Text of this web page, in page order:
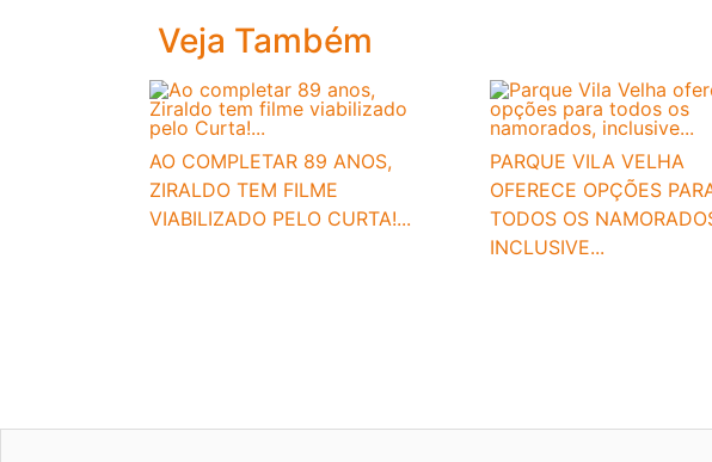
Veja Também
AO COMPLETAR 89 ANOS,
ZIRALDO TEM FILME
VIABILIZADO PELO CURTA!...
PARQUE VILA VELHA
OFERECE OPÇÕES
TODOS OS
INCLUSIVE...